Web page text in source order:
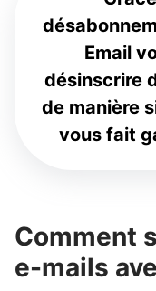
Email
désinscrire
de manière
vous fait
Comment
e-mails